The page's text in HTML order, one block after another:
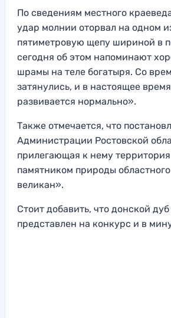
По сведениям местного
удар молнии оторвал на одном
пятиметровую щепу шириной в
сегодня об этом напоминают
шрамы на теле богатыря. Со
затянулись, и в настоящее
развивается нормально».
Также отмечается, что
Администрации Ростовской
прилегающая к нему
памятником природы
великан».
Стоит добавить, что донской
представлен на конкурс и в